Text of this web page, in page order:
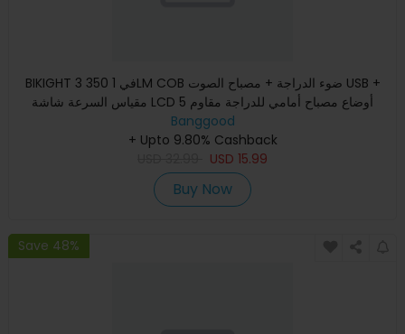
BIKIGHT 3 في 1 350LM COB ضوء الدراجة + مصباح الصوت USB +
مقياس السرعة شاشة LCD 5 أوضاع مصباح أمامي للدراجة مقاوم
للماء م
Banggood
+ Upto 9.80% Cashback
USD 15.99
Buy Now
Save 48%